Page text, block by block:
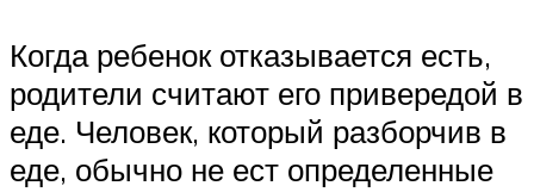
Когда ребенок отказывается есть,
родители считают его привередой в
еде. Человек, который разборчив в
еде, обычно не ест определенные